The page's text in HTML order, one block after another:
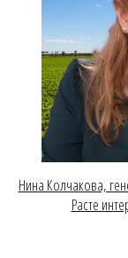
Нина Колчакова,
Расте